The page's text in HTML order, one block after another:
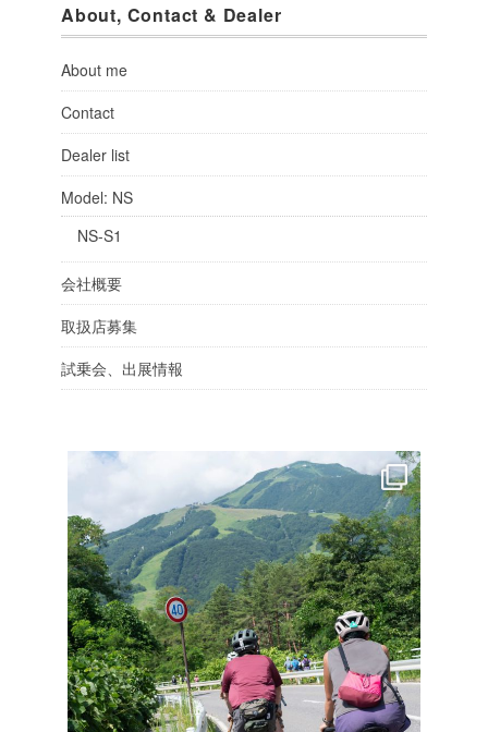
About, Contact & Dealer
About me
Contact
Dealer list
Model: NS
NS-S1
会社概要
取扱店募集
試乗会、出展情報